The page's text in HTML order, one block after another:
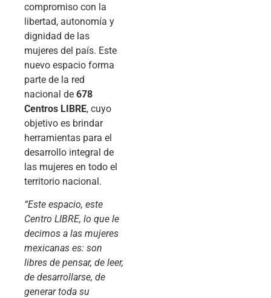
compromiso con la
libertad, autonomía y
dignidad de las
mujeres del país. Este
nuevo espacio forma
parte de la red
nacional de 678
Centros LIBRE, cuyo
objetivo es brindar
herramientas para el
desarrollo integral de
las mujeres en todo el
territorio nacional.
“Este espacio, este
Centro LIBRE, lo que le
decimos a las mujeres
mexicanas es: son
libres de pensar, de leer,
de desarrollarse, de
generar toda su